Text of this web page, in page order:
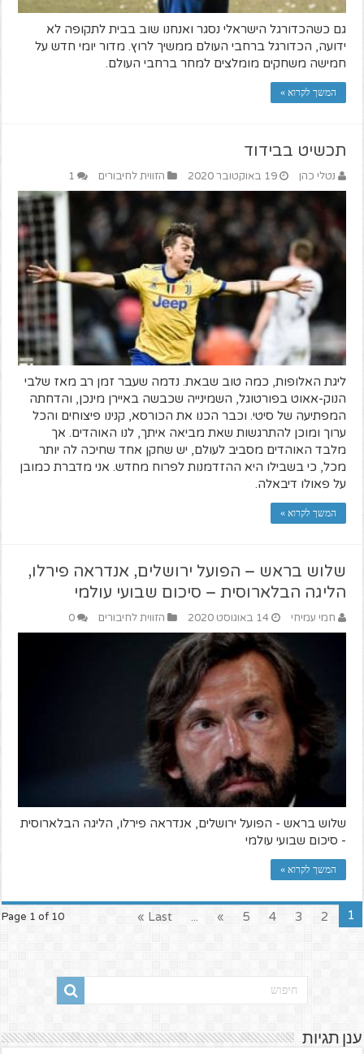
גם כשהכדורגל הישראלי נסגר ואנחנו שוב בבית לתקופה לא
ידועה, הכדורגל ברחבי העולם ממשיך לרוץ. מדור יומי חדש על
חמישה משחקים מומלצים למחר ברחבי העולם.
המשך לקרוא »
תכשיט בבידוד
נטלי כהן 19 באוקטובר 2020 הזווית לחיבורים 1
ליגת האלופות, כמה טוב שבאת. נדמה שעבר זמן רב מאז שלבי
הנוק-אאוט בפורטוגל, השמינייה שכבשה באיירן מינכן, והדחתה
המפתיעה של סיטי. וכבר הכנו את הכורסא, קנינו פיצוחים והכל
ערוך ומוכן להתרגשות שאת מביאה איתך, לנו האוהדים. אך
מלבד האוהדים מסביב לעולם, יש שחקן אחד שחיכה לה יותר
מכל, כי בשבילו היא ההזדמנות לפרוח מחדש. אני מדברת כמובן
על פאולו דיבאלה.
המשך לקרוא »
שלוש בראש – הפועל ירושלים, אנדראה פירלו,
הליגה הבלארוסית – סיכום שבועי עולמי
חמי עמיחי 14 באוגוסט 2020 הזווית לחיבורים 0
שלוש בראש - הפועל ירושלים, אנדראה פירלו, הליגה הבלארוסית
- סיכום שבועי עולמי
המשך לקרוא »
Page 1 of 10 1
2
3
4
5
»
...
Last »
ענן תגיות